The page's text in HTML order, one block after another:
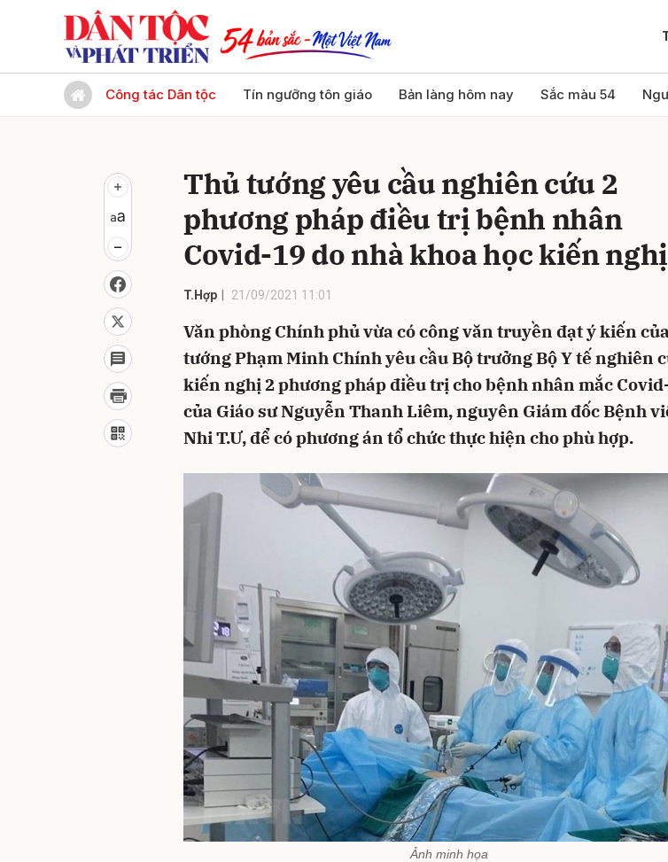
Công tác Dân tộc Tín ngưỡng tôn giáo Bản làng hôm nay Sắc màu 54
Thủ tướng yêu cầu nghiên cứu 2
phương pháp điều trị bệnh nhân
Covid-19 do nhà khoa học kiến nghị
T.Hợp 21/09/2021 11:01
Văn phòng Chính phủ vừa có công văn truyền đạt ý kiến
tướng Phạm Minh Chính yêu cầu Bộ trưởng Bộ Y tế nghiên
kiến nghị 2 phương pháp điều trị cho bệnh nhân mắc
của Giáo sư Nguyễn Thanh Liêm, nguyên Giám đốc Bệnh
Nhi T.Ư, để có phương án tổ chức thực hiện cho phù hợp.
Ảnh minh họa
Gửi bình luận